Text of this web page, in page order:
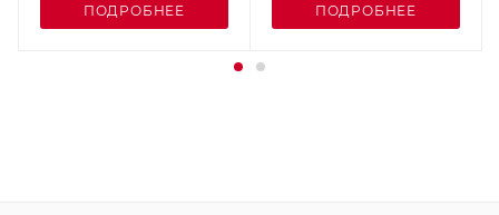
ПОДРОБНЕЕ ПОДРОБНЕЕ